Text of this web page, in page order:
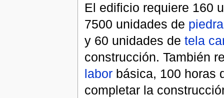
El edificio requiere 160
7500 unidades de piedra
y 60 unidades de tela
construcción. También
laborbásica, 100 horas
completar la